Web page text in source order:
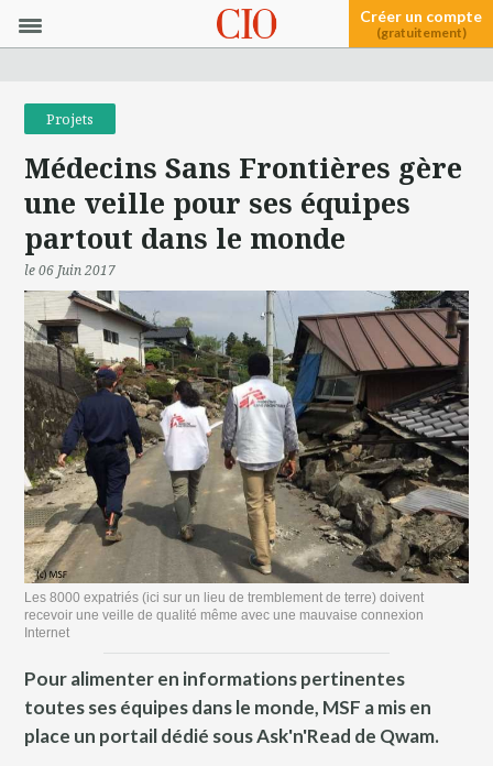
Créer un compte
(gratuitement)
Projets
Médecins Sans Frontières gère
une veille pour ses équipes
partout dans le monde
le 06 Juin 2017
Les 8000 expatriés (ici sur un lieu de tremblement de terre) doivent
recevoir une veille de qualité même avec une mauvaise connexion
Internet
Pour alimenter en informations pertinentes
toutes ses équipes dans le monde, MSF a mis en
place un portail dédié sous Ask'n'Read de Qwam.